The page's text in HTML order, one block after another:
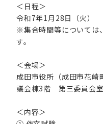
＜日程＞
令和7年1月28日（火）
※集合時間等については
す。
＜会場＞
成田市役所（成田市花崎
議会棟3階 第三委員会
＜内容＞